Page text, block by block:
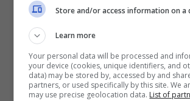
rilanciato
Durante le ultimeFashion
diversi i brand che hanno
Store and/or access information on a
Learn more
Your personal data will be processed and
your device (cookies, unique identifiers, and
data) may be stored by, accessed by and
partners, or used specifically by this site. We
may use precise geolocation data. List of